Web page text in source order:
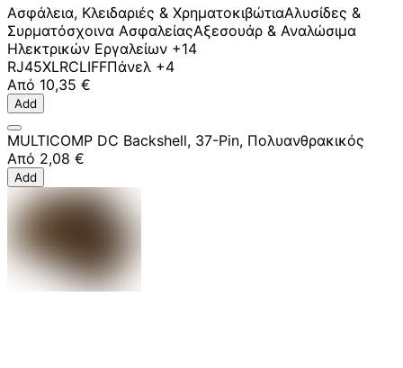
Ασφάλεια, Κλειδαριές & ΧρηματοκιβώτιαΑλυσίδες &
Συρματόσχοινα ΑσφαλείαςΑξεσουάρ & Αναλώσιμα
Ηλεκτρικών Εργαλείων +14
RJ45XLRCLIFFΠάνελ +4
Από 10,35 €
Add
MULTICOMP DC Backshell, 37-Pin, Πολυανθρακικός
Από 2,08 €
Add